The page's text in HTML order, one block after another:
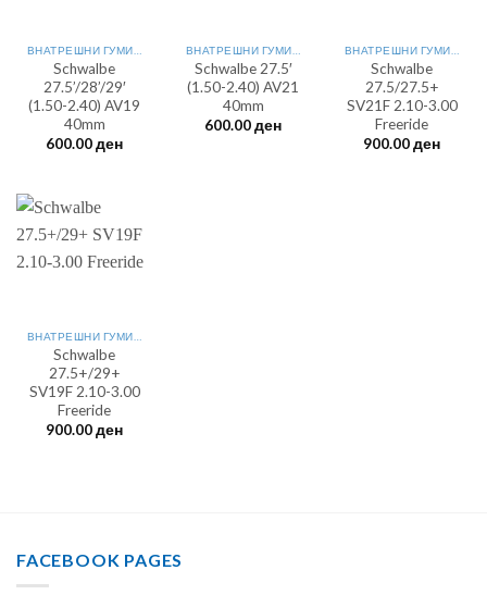
Schwalbe
27.5’/28’/29′
(1.50-2.40) AV19
40mm
600.00ден
Schwalbe 27.5′
(1.50-2.40) AV21
40mm
600.00ден
Schwalbe
27.5/27.5+
SV21F 2.10-3.00
Freeride
900.00ден
Schwalbe
27.5+/29+
SV19F 2.10-3.00
Freeride
900.00ден
FACEBOOK PAGES